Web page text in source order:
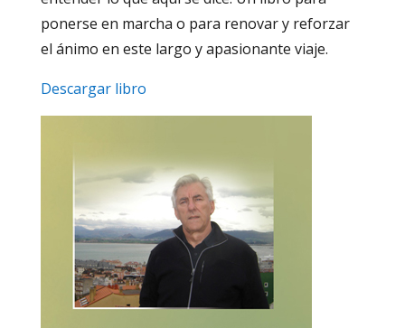
ponerse en marcha o para renovar y reforzar
el ánimo en este largo y apasionante viaje.
Descargar libro